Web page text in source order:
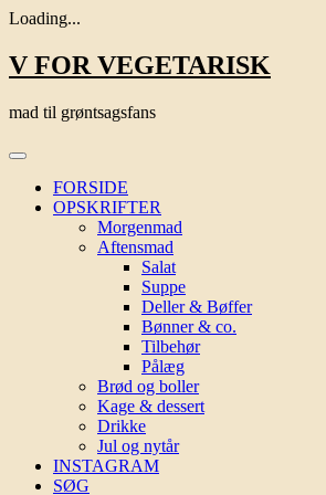
Loading...
Skip
to
V FOR VEGETARISK
mad til grøntsagsfans
FORSIDE
OPSKRIFTER
Morgenmad
Aftensmad
Salat
Suppe
Deller & Bøffer
Bønner & co.
Tilbehør
Pålæg
Brød og boller
Kage & dessert
Drikke
Jul og nytår
INSTAGRAM
SØG